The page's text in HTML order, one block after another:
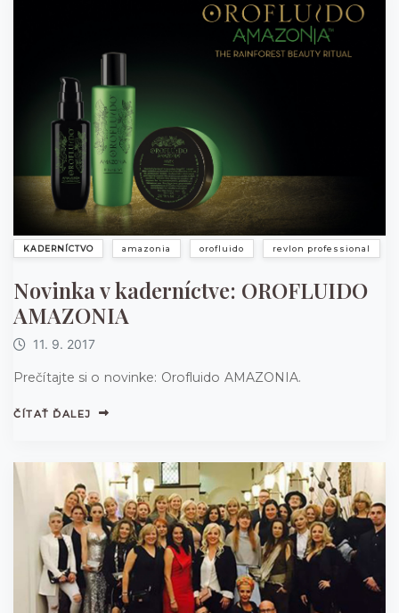
KADERNÍCTVO amazonia orofluido revlon professional
Novinka v kaderníctve: OROFLUIDO
AMAZONIA
11. 9. 2017
Prečítajte si o novinke: Orofluido AMAZONIA.
ČÍTAŤ ĎALEJ